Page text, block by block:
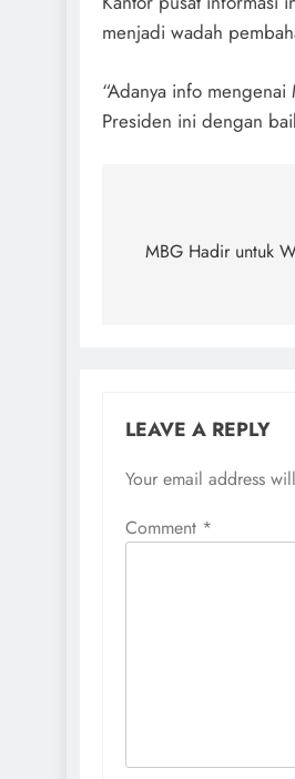
menjadi wadah
“Adanya info
Presiden ini dengan
navigation
MBG Hadir untuk
LEAVE A REPLY
Your email address
Comment *